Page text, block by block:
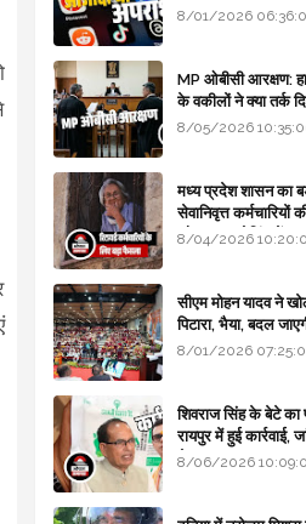
प्रावधान - free
8/01/2026
MP ओबीसी आरक्षण:
के वकीलों ने क्या तर्क
8/05/2026
मध्य प्रदेश शासन का
सेवानिवृत्त कर्मचारियों
और बजट कोडिंग में हुए
8/04/2026
सीएम मोहन यादव ने
पिटारा, भैया, बदल
8/01/2026
शिवराज सिंह के बेटे का
रायपुर में हुई कार्रवाई,
भेजा
8/06/2026